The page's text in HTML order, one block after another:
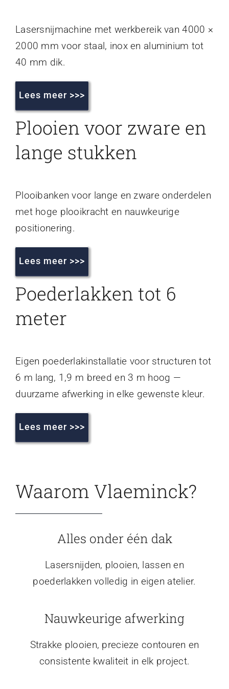
Lasersnijmachine met werkbereik van 4000 ×
2000 mm voor staal, inox en aluminium tot
40 mm dik.
Lees meer >>>
Plooien voor zware en
lange stukken
Plooibanken voor lange en zware onderdelen
met hoge plooikracht en nauwkeurige
positionering.
Lees meer >>>
Poederlakken tot 6
meter
Eigen poederlakinstallatie voor structuren tot
6 m lang, 1,9 m breed en 3 m hoog —
duurzame afwerking in elke gewenste kleur.
Lees meer >>>
Waarom Vlaeminck?
Alles onder één dak
Lasersnijden, plooien, lassen en
poederlakken volledig in eigen atelier.
Nauwkeurige afwerking
Strakke plooien, precieze contouren en
consistente kwaliteit in elk project.